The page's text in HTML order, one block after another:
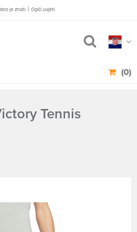
je znati | Opči uvjeti
(0)
Tennis